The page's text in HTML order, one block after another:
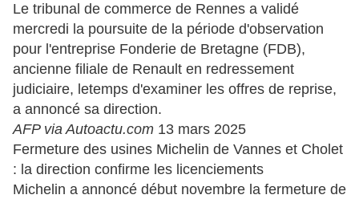
Le tribunal de commerce de Rennes a validé
mercredi la poursuite de la période d'observation
pour l'entreprise Fonderie de Bretagne (FDB),
ancienne filiale de Renault en redressement
judiciaire, letemps d'examiner les offres de reprise,
a annoncé sa direction.
AFP via Autoactu.com 13 mars 2025
Fermeture des usines Michelin de Vannes et Cholet
: la direction confirme les licenciements
Michelin a annoncé début novembre la fermeture de